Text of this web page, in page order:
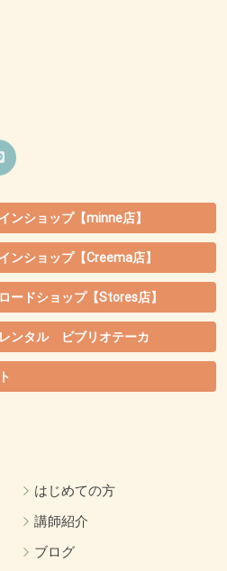
ンショップ【minne店】
ンショップ【Creema店】
ードショップ【Stores店】
ンタル ビブリオテーカ
はじめての方
講師紹介
ブログ